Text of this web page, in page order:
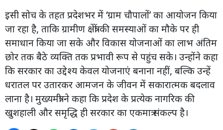
इसी सोच के तहत प्रदेशभर में ‘ग्राम चौपालों’ का आयोजन किया
जा रहा है, ताकि ग्रामीण क्षेत्रों की समस्याओं का मौके पर ही
समाधान किया जा सके और विकास योजनाओं का लाभ अंतिम
छोर तक बैठे व्यक्ति तक प्रभावी रूप से पहुंच सके। उन्होंने कहा
कि सरकार का उद्देश्य केवल योजनाएं बनाना नहीं, बल्कि उन्हें
धरातल पर उतारकर आमजन के जीवन में सकारात्मक बदलाव
लाना है। मुख्यमंत्री ने कहा कि प्रदेश के प्रत्येक नागरिक की
खुशहाली और समृद्धि ही सरकार का एकमात्र संकल्प है।